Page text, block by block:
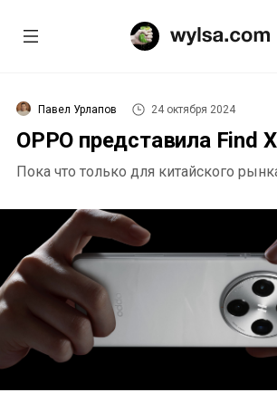
Павел Урлапов 24 октября 2024
OPPO представила Find
Пока что только для китайского